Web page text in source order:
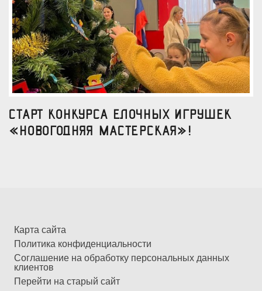
Старт конкурса елочных игрушек
«Новогодняя мастерская»!
Карта сайта
Политика конфиденциальности
Соглашение на обработку персональных данных
клиентов
Перейти на старый сайт